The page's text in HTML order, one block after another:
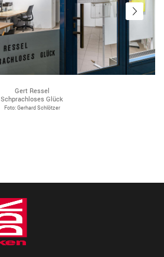
Gert Ressel
Schprachloses Glück
Foto: Gerhard Schlötzer